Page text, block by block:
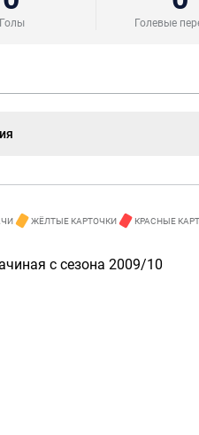
Голы Голевые
ЖЁЛТЫЕ КАРТОЧКИ КРАСНЫЕ
с сезона 2009/10